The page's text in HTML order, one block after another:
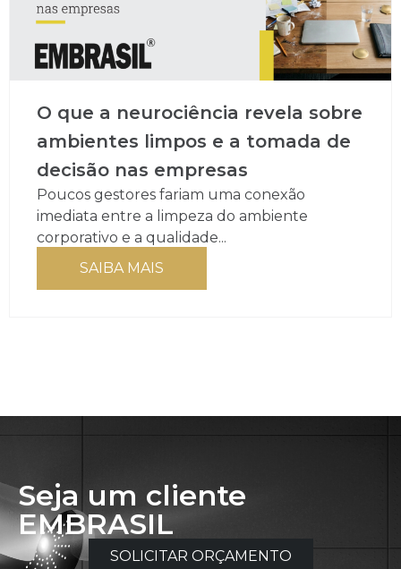
O que a neurociência revela sobre
ambientes limpos e a tomada de
decisão nas empresas
Poucos gestores fariam uma conexão
imediata entre a limpeza do ambiente
corporativo e a qualidade...
SAIBA MAIS
Seja um cliente
EMBRASIL
SOLICITAR ORÇAMENTO